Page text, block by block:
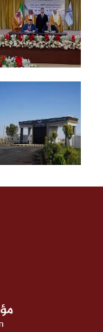
لتنفيذ
الشمسية
افتتاح
ومشاريع